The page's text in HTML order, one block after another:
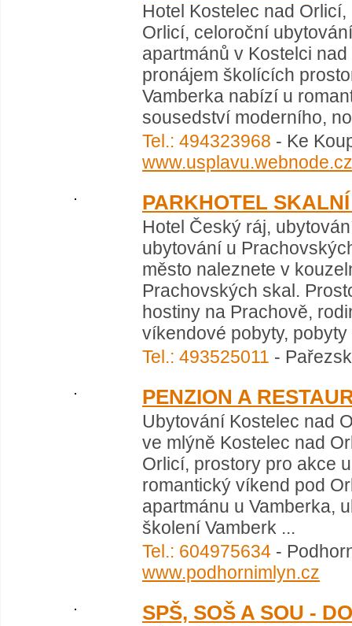
Hotel Kostelec nad
Orlicí, celoroční
apartmánů v Kostelci
pronájem školících
Vamberka nabízí u
sousedství moderního,
Tel.: 494323968 - Ke
www.usplavu.webnode.cz
PARKHOTEL
Hotel Český ráj,
ubytování u
město naleznete v
Prachovských skal.
hostiny na Prachově,
víkendové pobyty,
Tel.: 493525011 -
PENZION A
Ubytování Kostelec nad
ve mlýně Kostelec nad
Orlicí, prostory pro akce
romantický víkend pod
apartmánu u Vamberka,
školení Vamberk ...
Tel.: 604975634 -
www.podhornimlyn.cz
SPŠ, SOŠ A SOU -